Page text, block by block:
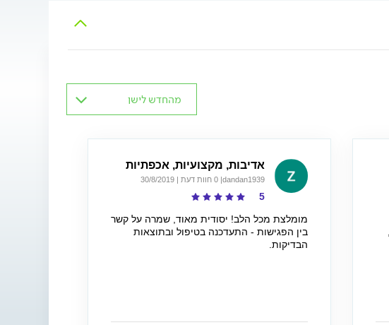
מהחדש לישן
אדיבות, מקצועיות, אכפתיות
dandan1939 | 0 חוות דעת | 30/8/2019
5
מומלצת מכל הלב! יסודית מאוד, שמרה על קשר
בין הפגישות - התעדכנה בטיפול ובתוצאות
הבדיקות.